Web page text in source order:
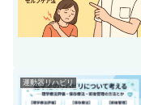
運動器リハビリ